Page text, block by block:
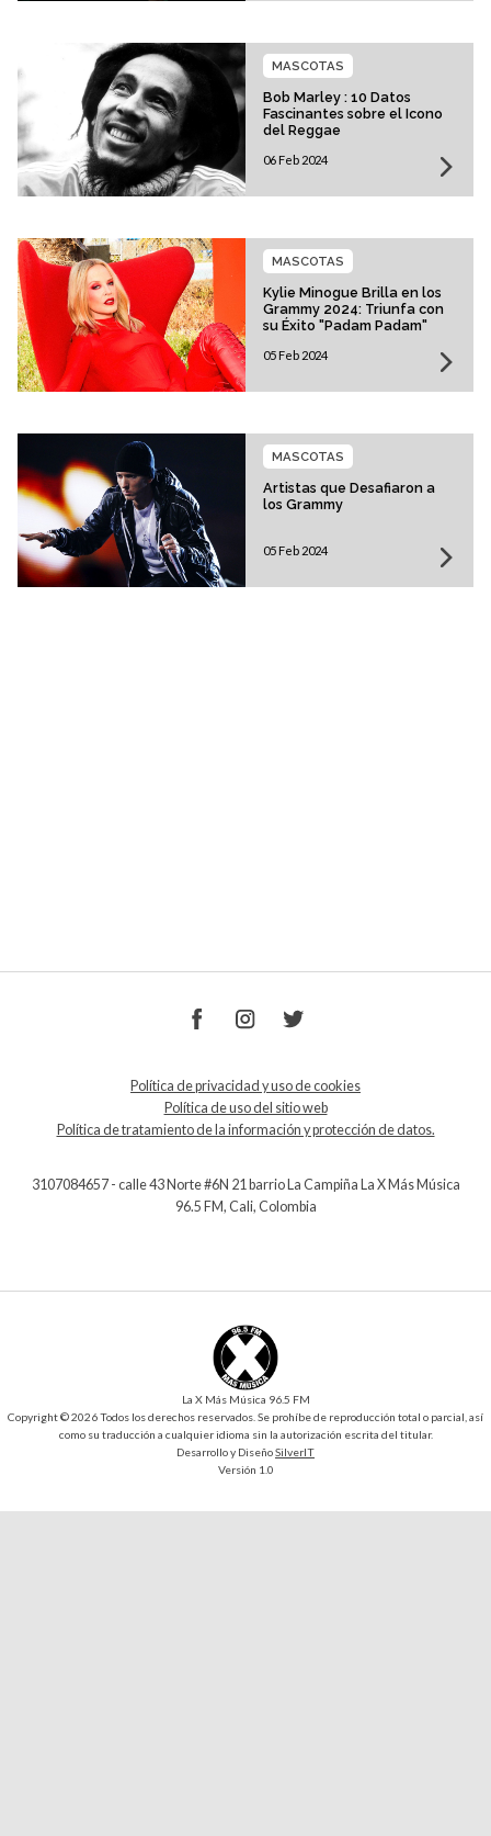
Bob Marley : 10 Datos
Fascinantes sobre el Icono
del Reggae
MASCOTAS
06 Feb 2024
Kylie Minogue Brilla en los
Grammy 2024: Triunfa con
su Éxito "Padam Padam"
MASCOTAS
05 Feb 2024
Artistas que Desafiaron a
los Grammy
MASCOTAS
05 Feb 2024
Política de privacidad y uso de cookies
Política de uso del sitio web
Política de tratamiento de la información y protección de datos.
3107084657 - calle 43 Norte #6N 21 barrio La Campiña La X Más Música
96.5 FM, Cali, Colombia
La X Más Música 96.5 FM
Copyright © 2026 Todos los derechos reservados. Se prohíbe de reproducción total o parcial, así
como su traducción a cualquier idioma sin la autorización escrita del titular.
Desarrollo y DiseñoSilverIT
Versión 1.0